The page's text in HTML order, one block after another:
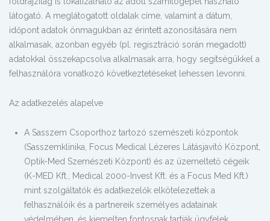
látogató. A meglátogatott oldalak címe, valamint a dátum,
időpont adatok önmagukban az érintett azonosítására nem
alkalmasak, azonban egyéb (pl. regisztráció során megadott)
adatokkal összekapcsolva alkalmasak arra, hogy segítségükkel a
felhasználóra vonatkozó következtetéseket lehessen levonni.
Az adatkezelés alapelve
A Sasszem Csoporthoz tartozó szemészeti központok
(Sasszemklinika, Focus Medical Lézeres Látásjavító Központ,
Optik-Med Szemészeti Központ) és az üzemeltető cégeik
(K-MED Kft., Medical 2000-Invest Kft. és a Focus Med Kft.)
mint szolgáltatók és adatkezelők elkötelezettek a
felhasználóik és a partnereik személyes adatainak